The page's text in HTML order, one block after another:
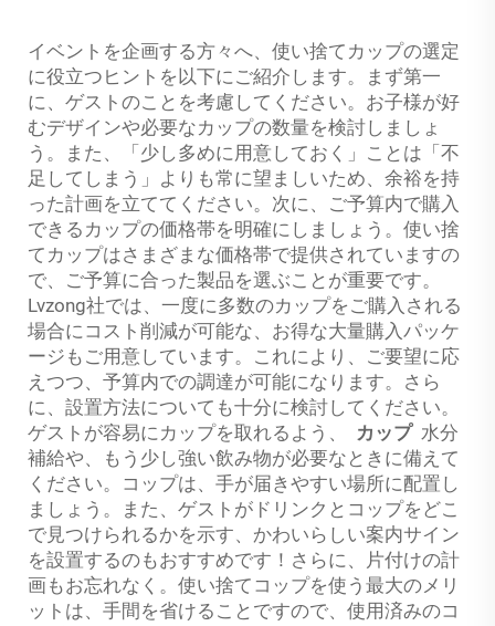
イベントを企画する方々へ、使い捨てカップの選定
に役立つヒントを以下にご紹介します。まず第一
に、ゲストのことを考慮してください。お子様が好
むデザインや必要なカップの数量を検討しましょ
う。また、「少し多めに用意しておく」ことは「不
足してしまう」よりも常に望ましいため、余裕を持
った計画を立ててください。次に、ご予算内で購入
できるカップの価格帯を明確にしましょう。使い捨
てカップはさまざまな価格帯で提供されていますの
で、ご予算に合った製品を選ぶことが重要です。
Lvzong社では、一度に多数のカップをご購入される
場合にコスト削減が可能な、お得な大量購入パッケ
ージもご用意しています。これにより、ご要望に応
えつつ、予算内での調達が可能になります。さら
に、設置方法についても十分に検討してください。
ゲストが容易にカップを取れるよう、
カップ 水分
補給や、もう少し強い飲み物が必要なときに備えて
ください。コップは、手が届きやすい場所に配置し
ましょう。また、ゲストがドリンクとコップをどこ
で見つけられるかを示す、かわいらしい案内サイン
を設置するのもおすすめです！さらに、片付けの計
画もお忘れなく。使い捨てコップを使う最大のメリ
ットは、手間を省けることですので、使用済みのコ